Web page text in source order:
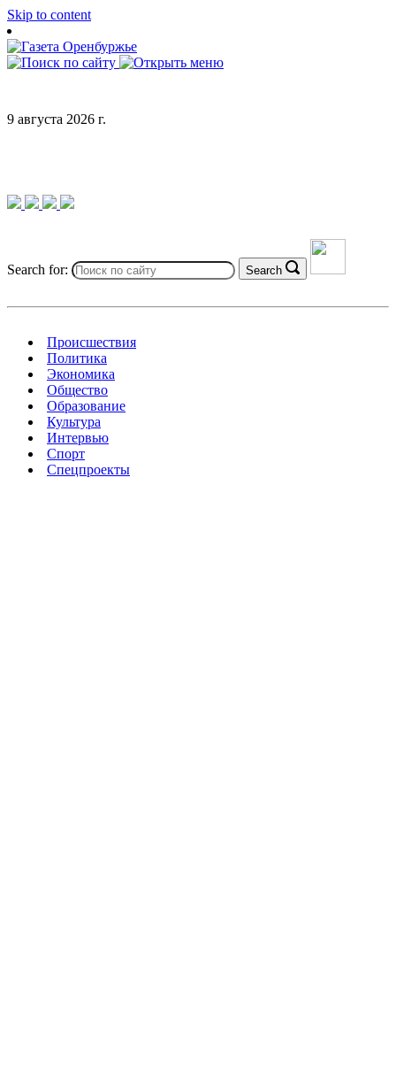
Skip to content
9 августа 2026 г.
Search for: Search
Происшествия
Политика
Экономика
Общество
Образование
Культура
Интервью
Спорт
Спецпроекты